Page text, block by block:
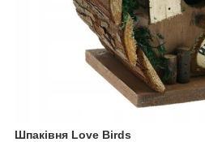
Шпаківня Love Birds